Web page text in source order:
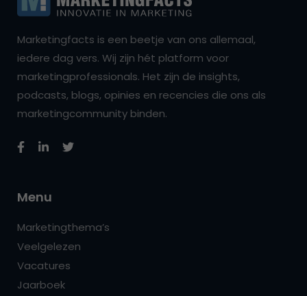
Marketingfacts is een beetje van ons allemaal,
iedere dag vers. Wij zijn hét platform voor
marketingprofessionals. Het zijn de insights,
podcasts, blogs, opinies en recencies die ons als
marketingcommunity binden.
Menu
Marketingthema’s
Veelgelezen
Vacatures
Jaarboek